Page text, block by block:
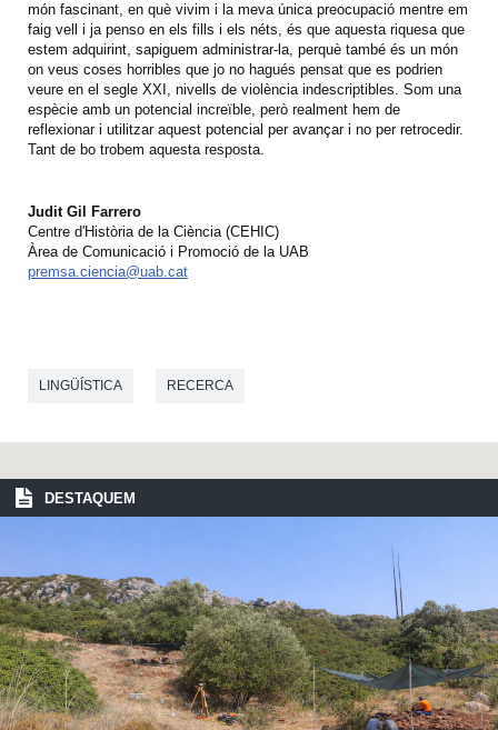
món fascinant, en què vivim i la meva única preocupació mentre em
faig vell i ja penso en els fills i els néts, és que aquesta riquesa que
estem adquirint, sapiguem administrar-la, perquè també és un món
on veus coses horribles que jo no hagués pensat que es podrien
veure en el segle XXI, nivells de violència indescriptibles. Som una
espècie amb un potencial increïble, però realment hem de
reflexionar i utilitzar aquest potencial per avançar i no per retrocedir.
Tant de bo trobem aquesta resposta.
Judit Gil Farrero
Centre d'Història de la Ciència (CEHIC)
Àrea de Comunicació i Promoció de la UAB
premsa.ciencia@uab.cat
LINGÜÍSTICA RECERCA
DESTAQUEM